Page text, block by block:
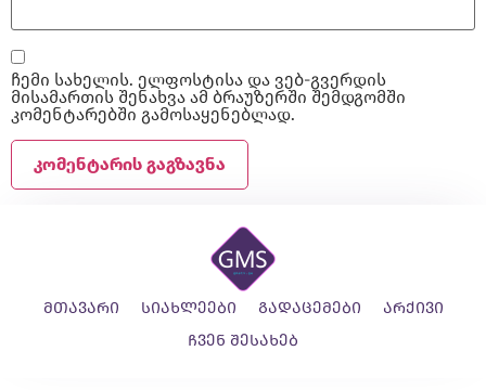
ჩემი სახელის. ელფოსტისა და ვებ-გვერდის
მისამართის შენახვა ამ ბრაუზერში შემდგომში
კომენტარებში გამოსაყენებლად.
მთავარი სიახლეები გადაცემები
არქივი
ჩვენ შესახებ